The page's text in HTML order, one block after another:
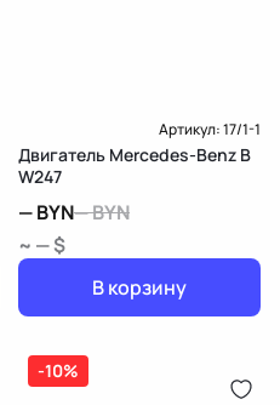
Артикул:17/1-1
Двигатель Mercedes-Benz B
W247
—BYN—BYN
~ — $
В корзину
-10%